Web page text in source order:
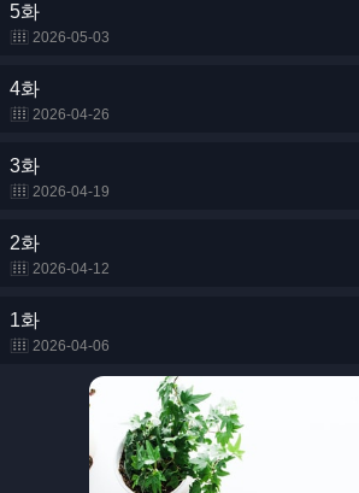
5화
2026-05-03
4화
2026-04-26
3화
2026-04-19
2화
2026-04-12
1화
2026-04-06